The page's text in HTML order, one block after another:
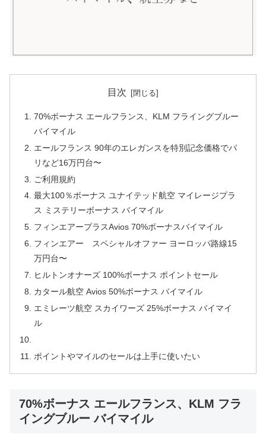
目次
70%ボーナス エールフランス、KLM フライングブルー
バイマイル
エールフランス 90年のエレガンスを特別記念価格でパ
リなど16万円台〜
ご利用規約
最大100％ボーナス ユナイテッド航空 マイレージプラ
ス ミステリーボーナス バイマイル
フィンエアープラスAvios 70%ボーナスバイマイル
フィンエアー スペシャルオファー ヨーロッパ路線15
万円台〜
ヒルトンオナーズ 100%ボーナス ポイントセール
カタール航空 Avios 50%ボーナス バイマイル
エミレーツ航空 スカイワーズ 25%ボーナス バイマイ
ル
ポイントやマイルのセールは上手に使いたい
70%ボーナス エールフランス、KLM フラ
イングブルー バイマイル